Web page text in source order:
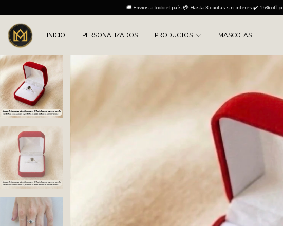
🚚 Envios a todo el país 💳 Hasta 3 cuotas sin interes ✔️ 15% off por transferencia 🚚 Envios
INICIO PERSONALIZADOS PRODUCTOS MASCOTAS